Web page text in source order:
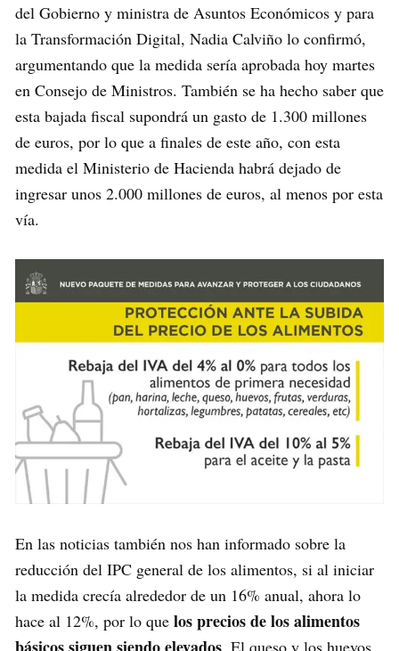
del Gobierno y ministra de Asuntos Económicos y para
la Transformación Digital, Nadia Calviño lo confirmó,
argumentando que la medida sería aprobada hoy martes
en Consejo de Ministros. También se ha hecho saber que
esta bajada fiscal supondrá un gasto de 1.300 millones
de euros, por lo que a finales de este año, con esta
medida el Ministerio de Hacienda habrá dejado de
ingresar unos 2.000 millones de euros, al menos por esta
vía.
En las noticias también nos han informado sobre la
reducción del IPC general de los alimentos, si al iniciar
la medida crecía alrededor de un 16% anual, ahora lo
hace al 12%, por lo que los precios de los alimentos